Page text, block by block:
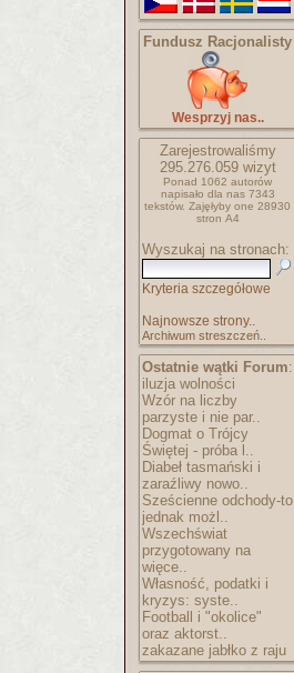
Fundusz Racjonalisty
Wesprzyj nas..
Zarejestrowaliśmy
295.276.059wizyt
Ponad 1062 autorów
napisało dla nas 7343
tekstów. Zajęłyby one 28930
stron A4
Wyszukaj na stronach:
Kryteria szczegółowe
Najnowsze strony..
Archiwum streszczeń..
Ostatnie wątki Forum:
iluzja wolności
Wzór na liczby
parzyste i nie par..
Dogmat o Trójcy
Świętej - próba l..
Diabeł tasmański i
zaraźliwy nowo..
Sześcienne odchody-to
jednak możl..
Wszechświat
przygotowany na
więce..
Własność, podatki i
kryzys: syste..
Football i "okolice"
oraz aktorst..
zakazane jabłko z raju